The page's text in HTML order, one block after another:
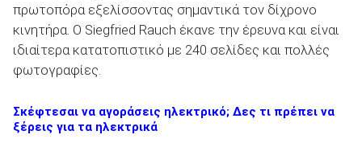
Καινούρια
πρωτοπόρα εξελίσσοντας σημαντικά τον δίχρονο
κινητήρα. Ο Siegfried Rauch έκανε την έρευνα και είναι
ιδιαίτερα κατατοπιστικό με 240 σελίδες και πολλές
φωτογραφίες.
Σκέφτεσαι να αγοράσεις ηλεκτρικό; Δες τι πρέπει να
ξέρεις για τα ηλεκτρικά